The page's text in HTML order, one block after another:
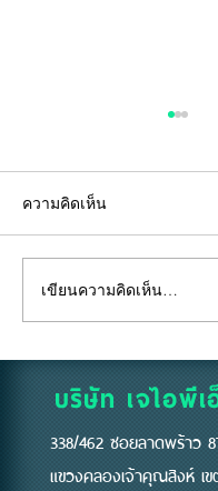
"คีย์การ์ด" ไม่ใช่แ
พลาสติก... แต่คือ
แรก" ของความป
ความคิดเห็น
เขียนความคิดเห็น…
บริษัท เจไอพี
338/462 ซอยลาดพร้าว
แขวงคลองเจ้าคุณสิงห์ เ